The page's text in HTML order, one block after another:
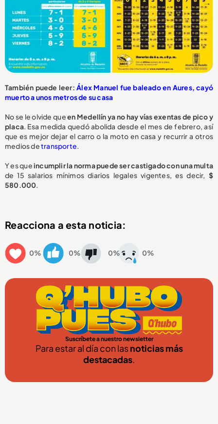
También puede leer:Álex Manuel fue baleado en Aures, cayó
muerto a unos metros de su casa
No se le olvide queen Medellínya no hay vías exentas de pico y
placa. Esa medida quedó abolida desde el mes de febrero, así
que es mejor dejar el carro o la moto en casa y recurrir a otros
medios detransporte.
Y es queincumplir la norma puede ser castigado con una multa
de 15 salarios mínimos diarios legales vigentes, es decir, $
580.000.
Reacciona a esta noticia:
0% 0% 0% 0%
Suscríbete a nuestro newsletter
Para estar al día con lasnoticias más
destacadas.